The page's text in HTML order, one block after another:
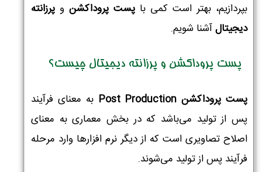
بپردازیم، بهتر است کمی با پست پروداکشن و پرزانته
دیجیتالآشنا شویم.
پست پروداکشن و پرزانته دیجیتال چیست؟
پست پروداکشن Post Production
به معنای فرآیند
پس از تولید می‌باشد که در بخش معماری به معنای
اصلاح تصاویری است که از دیگر نرم افزارها وارد مرحله
فرآیند پس از تولید می‌شوند.